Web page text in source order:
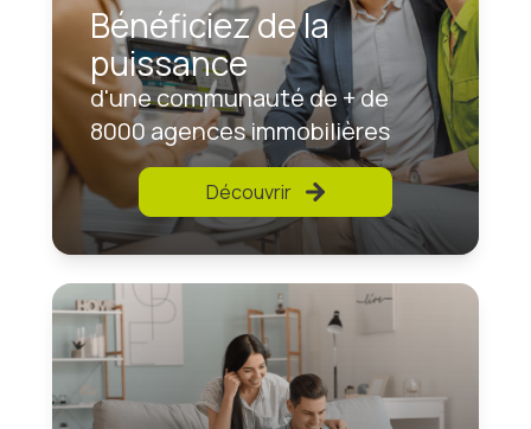
Bénéficiez de la
puissance
d'une communauté de + de
8000 agences immobilières
Découvrir